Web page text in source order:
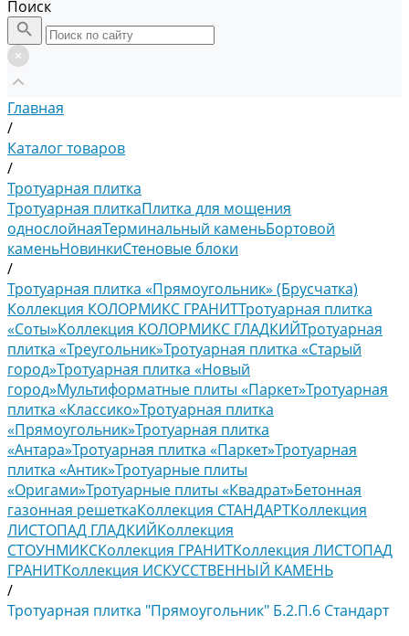
Поиск
Главная
/
Каталог товаров
/
Тротуарная плитка
Тротуарная плиткаПлитка для мощения
однослойнаяТерминальный каменьБортовой
каменьНовинкиСтеновые блоки
/
Тротуарная плитка «Прямоугольник» (Брусчатка)
Коллекция КОЛОРМИКС ГРАНИТТротуарная плитка
«Соты»Коллекция КОЛОРМИКС ГЛАДКИЙТротуарная
плитка «Треугольник»Тротуарная плитка «Старый
город»Тротуарная плитка «Новый
город»Мультиформатные плиты «Паркет»Тротуарная
плитка «Классико»Тротуарная плитка
«Прямоугольник»Тротуарная плитка
«Антара»Тротуарная плитка «Паркет»Тротуарная
плитка «Антик»Тротуарные плиты
«Оригами»Тротуарные плиты «Квадрат»Бетонная
газонная решеткаКоллекция СТАНДАРТКоллекция
ЛИСТОПАД ГЛАДКИЙКоллекция
СТОУНМИКСКоллекция ГРАНИТКоллекция ЛИСТОПАД
ГРАНИТКоллекция ИСКУССТВЕННЫЙ КАМЕНЬ
/
Тротуарная плитка "Прямоугольник" Б.2.П.6 Стандарт